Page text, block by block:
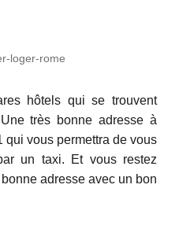
loger-rome
hôtels qui se trouvent
très bonne adresse à
qui vous permettra de vous
un taxi. Et vous restez
adresse avec un bon